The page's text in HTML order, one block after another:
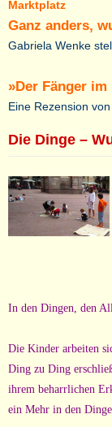
Marktplatz
Ganz anders,
Gabriela Wenke
»Der Fänger im
Eine Rezension
Die Dinge –
In den Dingen, den
Die Kinder arbeiten
Ding zu Ding
ihrem beharrlichen
ein Mehr in den